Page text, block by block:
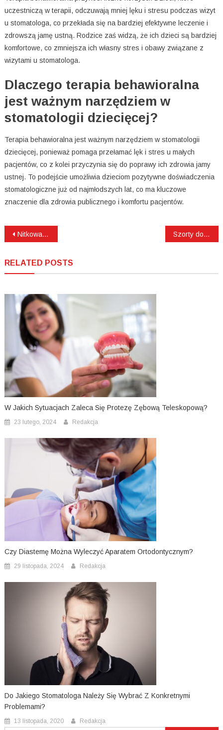
uczestniczą w terapii, odczuwają mniej lęku i stresu podczas wizyt
u stomatologa, co przekłada się na bardziej efektywne leczenie i
zdrowszą jamę ustną. Rodzice zaś widzą, że ich dzieci są bardziej
komfortowe, co zmniejsza ich własny stres i obawy związane z
wizytami u stomatologa.
Dlaczego terapia behawioralna
jest ważnym narzędziem w
stomatologii dziecięcej?
Terapia behawioralna jest ważnym narzędziem w stomatologii
dziecięcej, ponieważ pomaga przełamać lęk i stres u małych
pacjentów, co z kolei przyczynia się do poprawy ich zdrowia jamy
ustnej. To podejście umożliwia dzieciom pozytywne doświadczenia
stomatologiczne już od najmłodszych lat, co ma kluczowe
znaczenie dla zdrowia publicznego i komfortu pacjentów.
Nawigacja
Nitkowanie a choroby przyzębia: Jak wspomaga utrzymanie zdrowych dziąseł? Szorty do pole dance dla początkujących: Co warto wiedzieć przy pierwszych zakupach?
RELATED POSTS
W Jakich Sytuacjach Zaleca Się Protezę Zębową Teleskopową?
23 lutego, 2024 Redakcja
Czy Diastemę Można Wyleczyć Aparatem Ortodontycznym?
29 listopada, 2024 Redakcja
Do Jakiego Stomatologa Należy Się Wybrać Z Konkretnymi
Problemami?
13 listopada, 2020 Redakcja